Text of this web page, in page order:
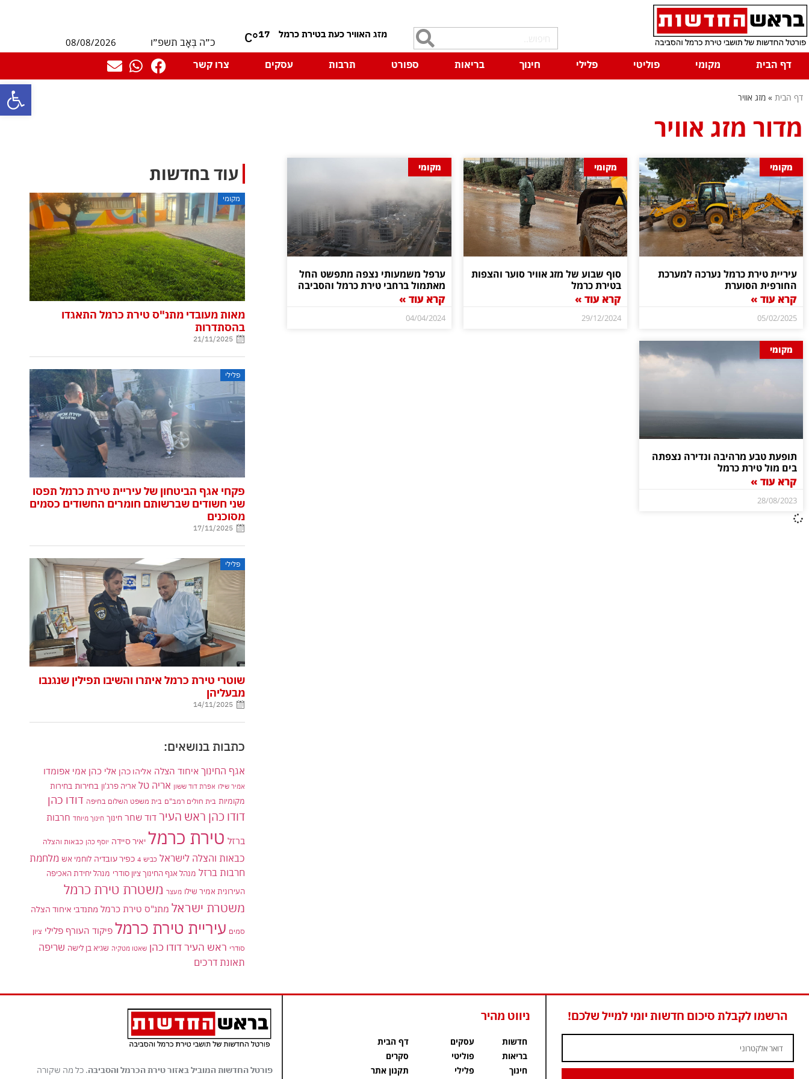
פתח
17
°C כ״ה בְּאָב תשפ״ו
08/08/2026
דף הבית
מקומי פוליטי פלילי חינוך בריאות ספורט תרבות עסקים צרו קשר
דף הבית » מזג אוויר
מדור מזג אוויר
מקומי
עיריית טירת כרמל נערכה למערכת
החורפית הסוערת
קרא עוד »
05/02/2025
מקומי
סוף שבוע של מזג אוויר סוער והצפות
בטירת כרמל
קרא עוד »
29/12/2024
מקומי
ערפל משמעותי נצפה מתפשט החל
מאתמול ברחבי טירת כרמל והסביבה
קרא עוד »
04/04/2024
מקומי
תופעת טבע מרהיבה ונדירה נצפתה
בים מול טירת כרמל
קרא עוד »
28/08/2023
עוד בחדשות
מקומי
מאות מעובדי מתנ"ס טירת כרמל התאגדו
בהסתדרות
21/11/2025
פלילי
פקחי אגף הביטחון של עיריית טירת כרמל תפסו
שני חשודים שברשותם חומרים החשודים כסמים
מסוכנים
17/11/2025
פלילי
שוטרי טירת כרמל איתרו והשיבו תפילין שנגנבו
מבעליהן
14/11/2025
כתבות בנושאים:
אגף החינוך איחוד הצלה אליהו כהן אלי כהן אמי אפומדו
אמיר שילו אפרת דוד ששון אריה טל אריה פרג'ון בחירות בחירות
מקומיות בית חולים רמב"ם בית משפט השלום בחיפה דודו כהן
דודו כהן ראש העיר דוד שחר חינוך חינוך מיוחד חרבות
ברזל טירת כרמל יאיר סיידה יוסף כהן כבאות והצלה
כבאות והצלה לישראל כביש 4 כפיר עובדיה לוחמי אש מלחמת
חרבות ברזל מנהל אגף החינוך ציון סודרי מנהל יחידת האכיפה
העירונית אמיר שילו מעצר משטרת טירת כרמל
משטרת ישראל מתנ"ס טירת כרמל מתנדבי איחוד הצלה
סמים עיריית טירת כרמל פיקוד העורף פלילי ציון
סודרי ראש העיר דודו כהן שאטו מטקיה שגיא בן לישה שריפה
תאונת דרכים
הרשמו לקבלת סיכום חדשות יומי למייל שלכם! ניווט מהיר
חדשות
בריאות
חינוך
עסקים
פוליטי
פלילי
דף הבית
סקרים
תקנון אתר
פורטל החדשות המוביל באזור טירת הכרמל והסביבה. כל מה שקורה